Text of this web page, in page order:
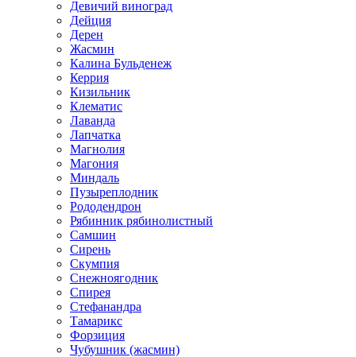
Девичий виноград
Дейция
Дерен
Жасмин
Калина Бульденеж
Керрия
Кизильник
Клематис
Лаванда
Лапчатка
Магнолия
Магония
Миндаль
Пузыреплодник
Рододендрон
Рябинник рябинолистный
Самшин
Сирень
Скумпия
Снежноягодник
Спирея
Стефанандра
Тамарикс
Форзиция
Чубушник (жасмин)